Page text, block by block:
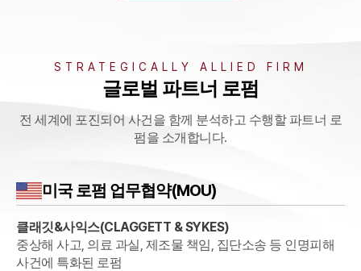
STRATEGICALLY ALLIED FIRM
글로벌 파트너 로펌
전 세계에 포진되어 사건을 함께 분석하고 수행할 파트너 로
펌을 소개합니다.
미국로펌 업무협약(MOU)
클래깃&사익스(CLAGGETT & SYKES)
중상해 사고, 의료 과실, 제조물 책임, 집단소송 등 인명피해
사건에 특화된 로펌